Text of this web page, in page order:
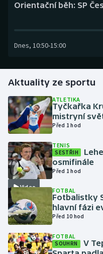
Gymnastika
Házená
Jezdectví
Judo
Krasobruslení
Lezení
Orientační běh: SP
Dnes, 10:50-15:00
Aktuality ze sportu
ATLETIKA
Tyčkařka
mistryní
Před 1 hod
Video
TENIS
SESTŘIH
osmifinále
Před 1 hod
FOTBAL
Fotbalistky
hlavní fázi
Před 10 hod
FOTBAL
SOUHRN
V